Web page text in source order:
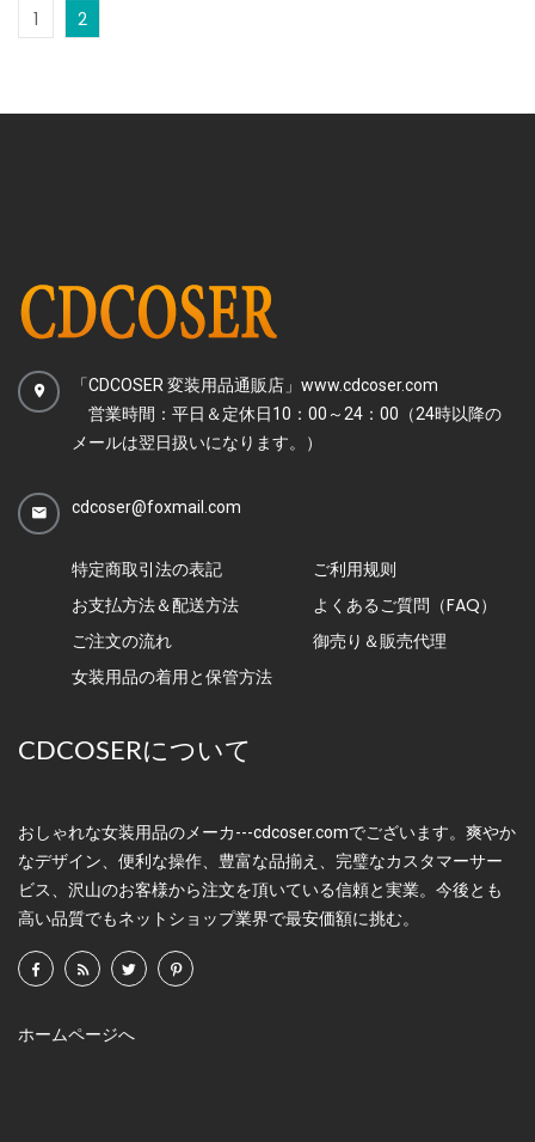
1 2
「CDCOSER 変装用品通販店」www.cdcoser.com
営業時間：平日＆定休日10：00～24：00（24時以降の
メールは翌日扱いになります。）
cdcoser@foxmail.com
特定商取引法の表記
ご利用规则
お支払方法＆配送方法
よくあるご質問（FAQ）
ご注文の流れ
御売り＆販売代理
女装用品の着用と保管方法
CDCOSERについて
おしゃれな女装用品のメーカ---cdcoser.comでございます。爽やか
なデザイン、便利な操作、豊富な品揃え、完璧なカスタマーサー
ビス、沢山のお客様から注文を頂いている信頼と実業。今後とも
高い品質でもネットショップ業界で最安価額に挑む。
ホームページへ